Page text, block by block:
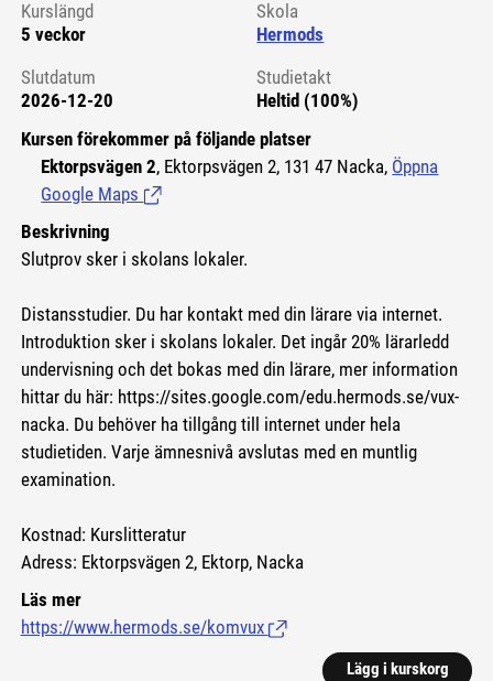
Kurslängd
5 veckor
Skola
Hermods
Slutdatum
2026-12-20
Studietakt
Heltid (100%)
Kursen förekommer på följande platser
Ektorpsvägen 2, Ektorpsvägen 2, 131 47 Nacka, Öppna
Google Maps (Länk till extern sida.)
Beskrivning
Slutprov sker i skolans lokaler.
Distansstudier. Du har kontakt med din lärare via internet.
Introduktion sker i skolans lokaler. Det ingår 20% lärarledd
undervisning och det bokas med din lärare, mer information
hittar du här: https://sites.google.com/edu.hermods.se/vux-
nacka. Du behöver ha tillgång till internet under hela
studietiden. Varje ämnesnivå avslutas med en muntlig
examination.
Kostnad: Kurslitteratur
Adress: Ektorpsvägen 2, Ektorp, Nacka
Läs mer
https://www.hermods.se/komvux (Länk till extern sida.)
Lägg i kurskorg